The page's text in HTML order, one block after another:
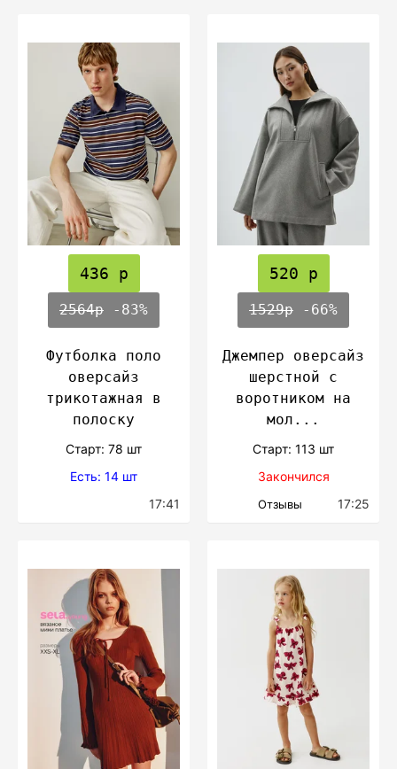
436 р
2564р -83%
Футболка поло
оверсайз
трикотажная в
полоску
Cтарт: 78 шт
Есть: 14 шт
17:41
520 р
1529р -66%
Джемпер оверсайз
шерстной с
воротником на
мол...
Cтарт: 113 шт
Закончился
Отзывы 17:25